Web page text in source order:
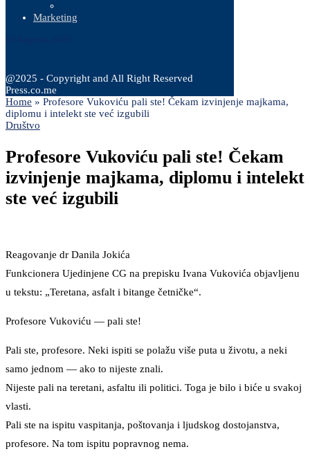
Marketing
@2025 - Copyright and All Right Reserved
Press.co.me
Home » Profesore Vukoviću pali ste! Čekam izvinjenje majkama,
diplomu i intelekt ste već izgubili
Društvo
Profesore Vukoviću pali ste! Čekam
izvinjenje majkama, diplomu i intelekt
ste već izgubili
Reagovanje dr Danila Jokića
Funkcionera Ujedinjene CG na prepisku Ivana Vukovića objavljenu
u tekstu: „Teretana, asfalt i bitange četničke“.
Profesore Vukoviću — pali ste!
Pali ste, profesore. Neki ispiti se polažu više puta u životu, a neki
samo jednom — ako to nijeste znali.
Nijeste pali na teretani, asfaltu ili politici. Toga je bilo i biće u svakoj
vlasti.
Pali ste na ispitu vaspitanja, poštovanja i ljudskog dostojanstva,
profesore. Na tom ispitu popravnog nema.